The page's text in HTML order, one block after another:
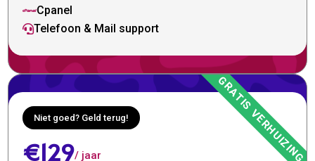
Cpanel
Telefoon & Mail support
Niet goed? Geld terug!
€129/ jaar